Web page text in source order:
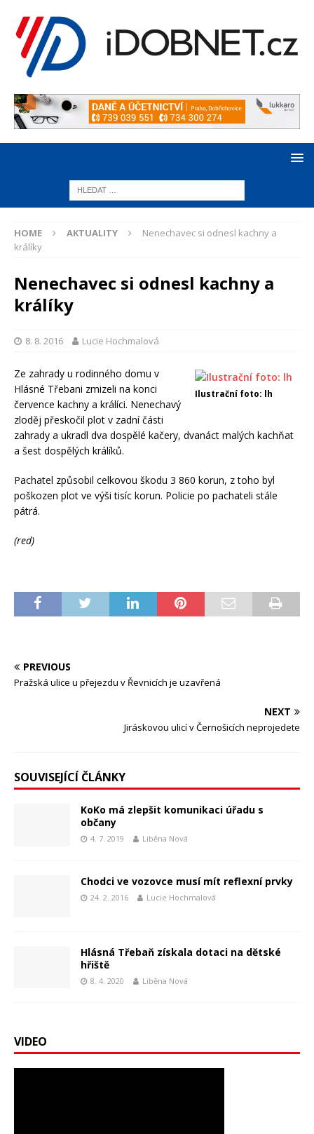
HOME AKTUALITY
Nenechavec si odnesl kachny a
králíky
Nenechavec si odnesl kachny a
králíky
8. 8. 2016 Lucie Hochmalová
Ilustrační foto: lh
Ze zahrady u rodinného domu v
Hlásné Třebani zmizeli na konci
července kachny a králíci. Nenechavý
zloděj přeskočil plot v zadní části
zahrady a ukradl dva dospělé kačery, dvanáct malých kachňat
a šest dospělých králíků.
Pachatel způsobil celkovou škodu 3 860 korun, z toho byl
poškozen plot ve výši tisíc korun. Policie po pachateli stále
pátrá.
(red)
PREVIOUS
Pražská ulice u přejezdu v Řevnicích je uzavřená
NEXT
Jiráskovou ulicí v Černošicích neprojedete
SOUVISEJÍCÍ ČLÁNKY
KoKo má zlepšit komunikaci úřadu s
občany
4. 7. 2019 Liběna Nová
Chodci ve vozovce musí mít reflexní prvky
24. 2. 2016 Lucie Hochmalová
Hlásná Třebaň získala dotaci na dětské
hřiště
8. 4. 2020 Liběna Nová
VIDEO